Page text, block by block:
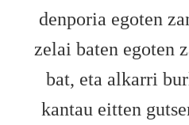
denporia egoten
zelai baten egoten
bat, eta alkarri
kantau eitten